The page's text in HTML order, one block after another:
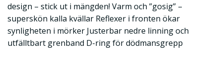
design – stick ut i mängden! Varm och ”gosig” –
superskön kalla kvällar Reflexer i fronten ökar
synligheten i mörker Justerbar nedre linning och
utfälltbart grenband D-ring för dödmansgrepp